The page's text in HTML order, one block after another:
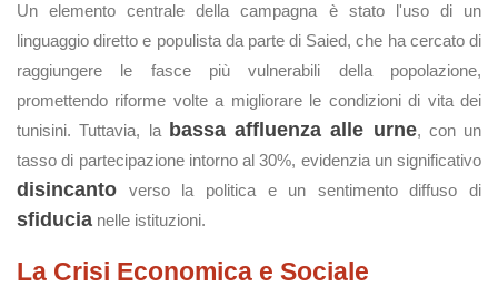
Un elemento centrale della campagna è stato l'uso di un
linguaggio diretto e populista da parte di Saied, che ha cercato di
raggiungere le fasce più vulnerabili della popolazione,
promettendo riforme volte a migliorare le condizioni di vita dei
tunisini. Tuttavia, la bassa affluenza alle urne, con un
tasso di partecipazione intorno al 30%, evidenzia un significativo
disincanto verso la politica e un sentimento diffuso di
sfiducia nelle istituzioni.
La Crisi Economica e Sociale